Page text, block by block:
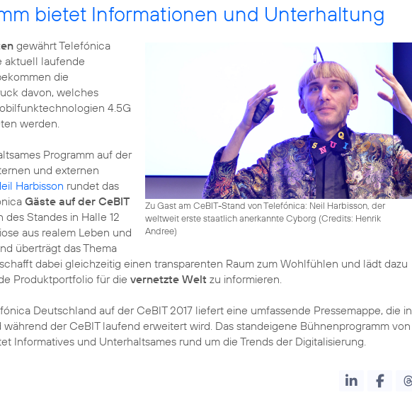
bietet Informationen und Unterhaltung
Zu Gast am CeBIT-Stand von Telefónica: Neil Harbisson, der
weltweit erste staatlich anerkannte Cyborg (Credits: Henrik
Andree)
gewährt Telefónica
aktuell laufende
die
davon, welches
4.5G
werden.
Programm auf der
und externen
Harbisson rundet das
Gäste auf der CeBIT
des Standes in Halle 12
aus realem Leben und
überträgt das Thema
dabei gleichzeitig einen transparenten Raum zum Wohlfühlen und lädt dazu
Produktportfolio für die vernetzte Welt zu informieren.
Deutschland auf der CeBIT 2017 liefert eine umfassende Pressemappe, die in
der CeBIT laufend erweitert wird. Das standeigene Bühnenprogramm von
Informatives und Unterhaltsames rund um die Trends der Digitalisierung.